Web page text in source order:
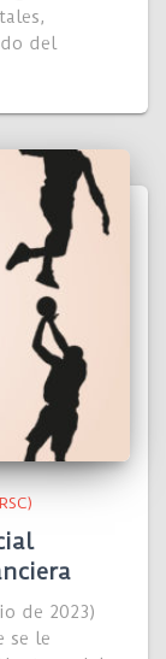
del
de 2023)
se le